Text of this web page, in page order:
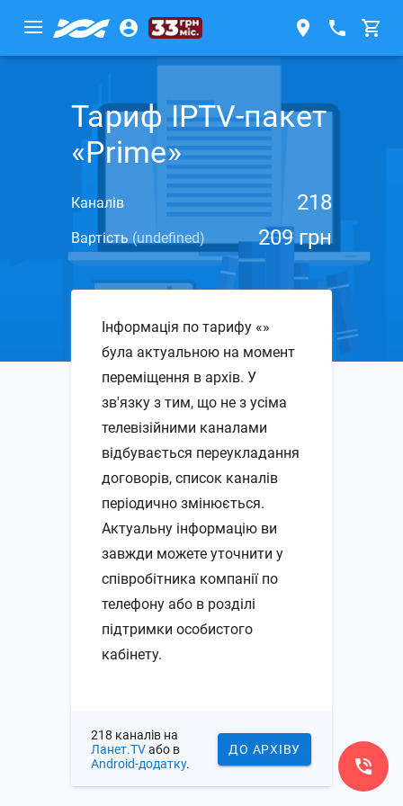
Тариф IPTV-пакет
«Prime»
Каналів 218
Вартість (undefined) 209 грн
Інформація по тарифу «»
була актуальною на момент
переміщення в архів. У
зв'язку з тим, що не з усіма
телевізійними каналами
відбувається переукладання
договорів, список каналів
періодично змінюється.
Актуальну інформацію ви
завжди можете уточнити у
співробітника компанії по
телефону або в розділі
підтримки особистого
кабінету.
218 каналів на
Ланет.TVабо в
Android-додатку.
ДО АРХІВУ